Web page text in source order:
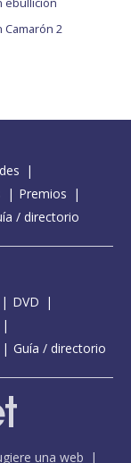
Camarón 2
Premios
/ directorio
DVD
Guía / directorio
una web